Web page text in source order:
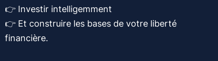
👉 Investir intelligemment
👉 Et construire les bases de votre liberté
financière.